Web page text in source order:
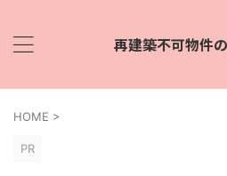
再建築不可物件
HOME >
PR